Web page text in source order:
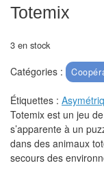
Pièces
&
clubs
Echiquiers
muraux/Plein
air
Pendules
Totemix
3 en stock
Catégories :
Étiquettes :
Totemix est un jeu
s’apparente à un
dans des animaux
secours des